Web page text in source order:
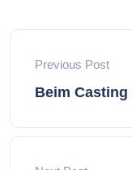
Previous Post
Beim